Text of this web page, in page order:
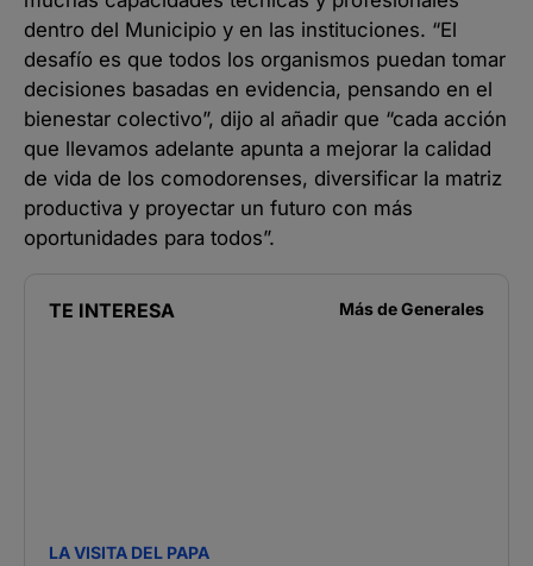
dentro del Municipio y en las instituciones. “El
desafío es que todos los organismos puedan tomar
decisiones basadas en evidencia, pensando en el
bienestar colectivo”, dijo al añadir que “cada acción
que llevamos adelante apunta a mejorar la calidad
de vida de los comodorenses, diversificar la matriz
productiva y proyectar un futuro con más
oportunidades para todos”.
TE INTERESA Más deGenerales
LA VISITA DEL PAPA